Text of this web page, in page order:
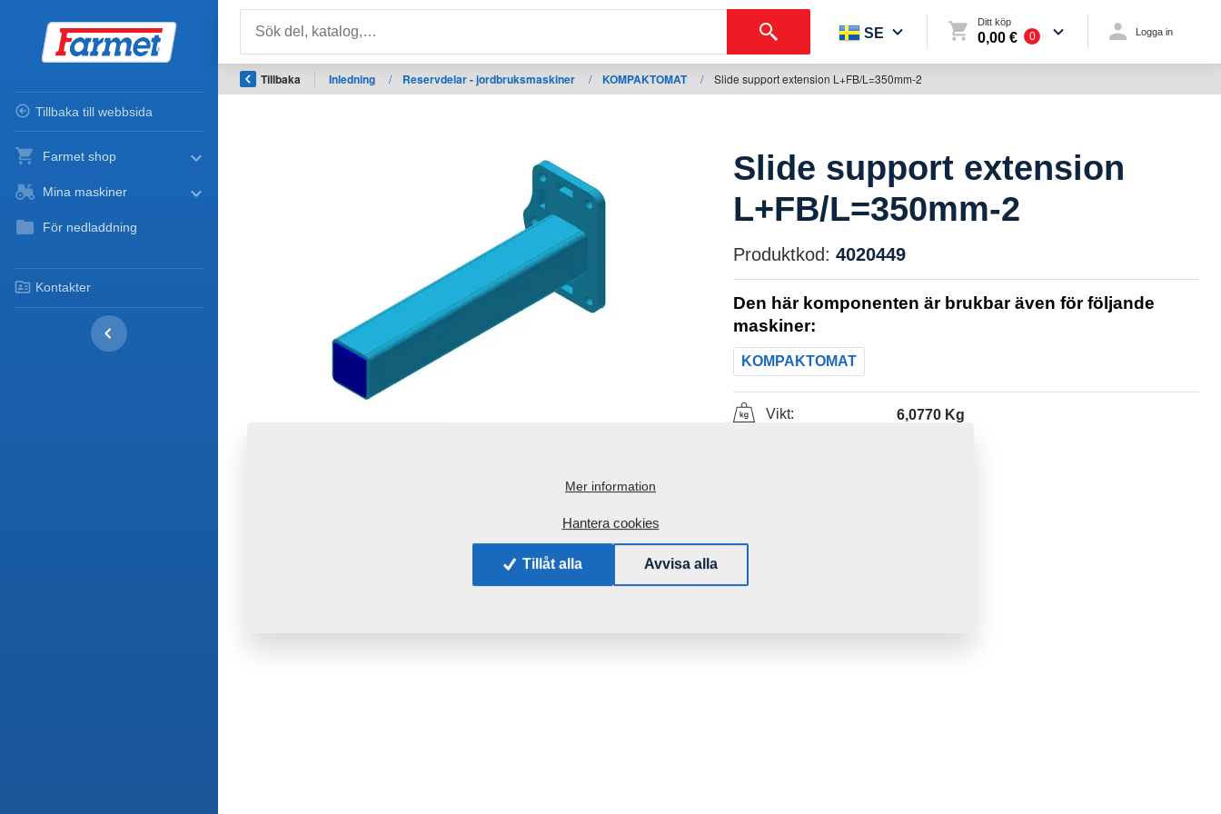
Tillbaka till webbsida
Farmet shop
Mina maskiner
För nedladdning
Kontakter
SE
Ditt köp
0,00 € 0 Logga in
Tillbaka Inledning / Reservdelar - jordbruksmaskiner / KOMPAKTOMAT / Slide support extension L+FB/L=350mm-2
Slide support extension
L+FB/L=350mm-2
Produktkod: 4020449
Den här komponenten är brukbar även för följande
maskiner:
KOMPAKTOMAT
Vikt: 6,0770 Kg
Mer information
Hantera cookies
Tillåt alla Avvisa alla